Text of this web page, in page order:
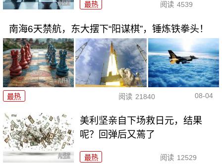
最热 阅读 4539
南海6天禁航，东大摆下“阳谋棋”，锤炼铁拳头！
最热 阅读 21840 08-04
美利坚亲自下场救日元，结果
呢？回弹后又蔫了
最热 阅读 12529